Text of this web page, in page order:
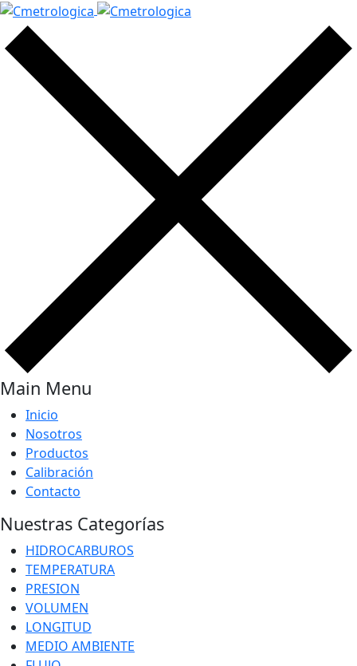
Main Menu
Inicio
Nosotros
Productos
Calibración
Contacto
Nuestras Categorías
HIDROCARBUROS
TEMPERATURA
PRESION
VOLUMEN
LONGITUD
MEDIO AMBIENTE